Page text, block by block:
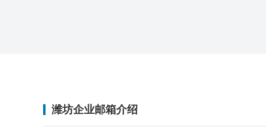
潍坊企业邮箱介绍